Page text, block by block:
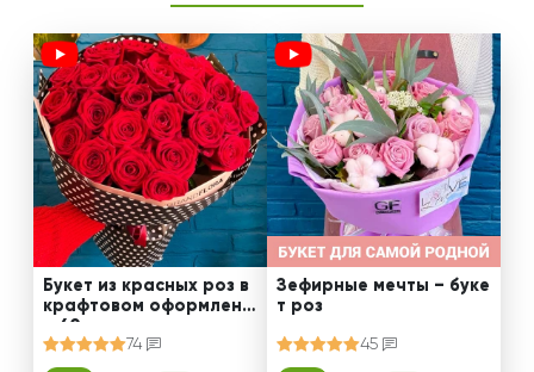
Букет из красных роз в
крафтовом оформлени
и 60 см
74
Зефирные мечты – буке
т роз
45